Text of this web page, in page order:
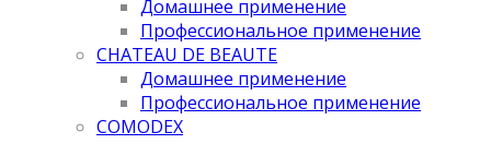
Домашнее применение
Профессиональное применение
CHATEAU DE BEAUTE
Домашнее применение
Профессиональное применение
COMODEX